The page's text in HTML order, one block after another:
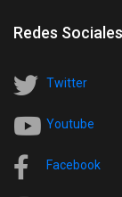
Redes Sociales
Twitter
Youtube
Facebook